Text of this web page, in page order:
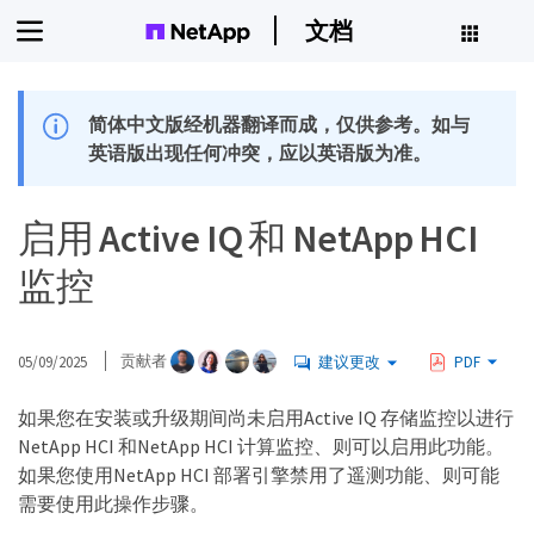
文档
简体中文版经机器翻译而成，仅供参考。如与
英语版出现任何冲突，应以英语版为准。
启用 Active IQ 和 NetApp HCI
监控
05/09/2025 贡献者 建议更改 PDF
如果您在安装或升级期间尚未启用Active IQ 存储监控以进行
NetApp HCI 和NetApp HCI 计算监控、则可以启用此功能。
如果您使用NetApp HCI 部署引擎禁用了遥测功能、则可能
需要使用此操作步骤。